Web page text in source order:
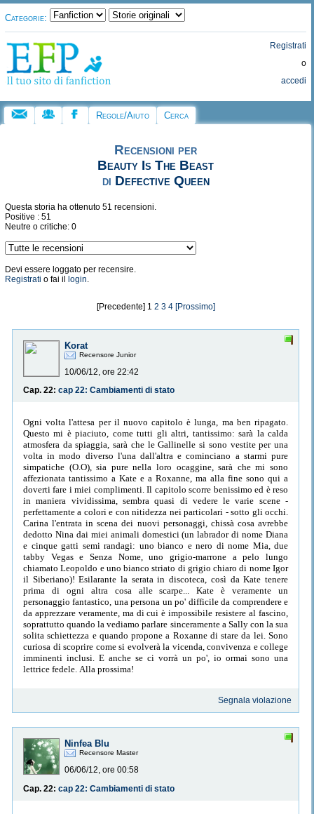
Categorie:
Registrati
o
accedi
Regole/Aiuto Cerca
Recensioni per
Beauty Is The Beast
di Defective Queen
Questa storia ha ottenuto 51 recensioni.
Positive : 51
Neutre o critiche: 0
Devi essere loggato per recensire.
Registrati o fai il login.
[Precedente] 1 2 3 4 [Prossimo]
Korat
Recensore Junior
10/06/12, ore 22:42
Cap. 22: cap 22: Cambiamenti di stato
Ogni volta l'attesa per il nuovo capitolo è lunga, ma ben ripagato.
Questo mi è piaciuto, come tutti gli altri, tantissimo: sarà la calda
atmosfera da spiaggia, sarà che le Gallinelle si sono vestite per una
volta in modo diverso l'una dall'altra e cominciano a starmi pure
simpatiche (O.O), sia pure nella loro ocaggine, sarà che mi sono
affezionata tantissimo a Kate e a Roxanne, ma alla fine sono qui a
doverti fare i miei complimenti. Il capitolo scorre benissimo ed è reso
in maniera vividissima, sembra quasi di vedere le varie scene -
perfettamente a colori e con nitidezza nei particolari - sotto gli occhi.
Carina l'entrata in scena dei nuovi personaggi, chissà cosa avrebbe
dedotto Nina dai miei animali domestici (un labrador di nome Diana
e cinque gatti semi randagi: uno bianco e nero di nome Mia, due
tabby Vegas e Senza Nome, uno grigio-marrone a pelo lungo
chiamato Leopoldo e uno bianco striato di grigio chiaro di nome Igor
il Siberiano)! Esilarante la serata in discoteca, così da Kate tenere
prima di ogni altra cosa alle scarpe... Kate è veramente un
personaggio fantastico, una persona un po' difficile da comprendere e
da apprezzare veramente, ma di cui è impossibile resistere al fascino,
soprattutto quando la vediamo parlare sinceramente a Sally con la sua
solita schiettezza e quando propone a Roxanne di stare da lei. Sono
curiosa di scoprire come si evolverà la vicenda, convivenza e college
imminenti inclusi. E anche se ci vorrà un po', io ormai sono una
lettrice fedele. Alla prossima!
Segnala violazione
Ninfea Blu
Recensore Master
06/06/12, ore 00:58
Cap. 22: cap 22: Cambiamenti di stato